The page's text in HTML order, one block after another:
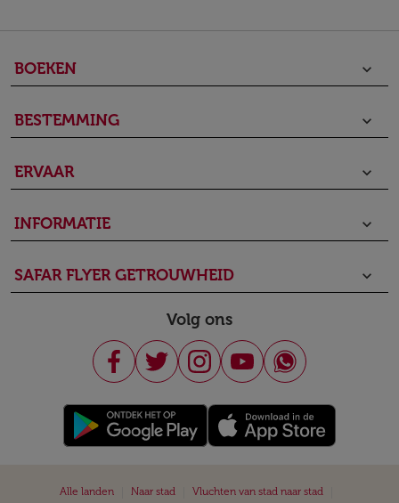
BOEKEN keyboard_arrow_down
BESTEMMING keyboard_arrow_down
ERVAAR keyboard_arrow_down
INFORMATIE keyboard_arrow_down
SAFAR FLYER GETROUWHEID keyboard_arrow_down
Volg ons
Alle landen Naar stad Vluchten van stad naar stad